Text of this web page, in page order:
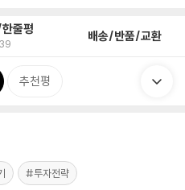
줄평
39 배송/반품/교환
추천평
#투자전략